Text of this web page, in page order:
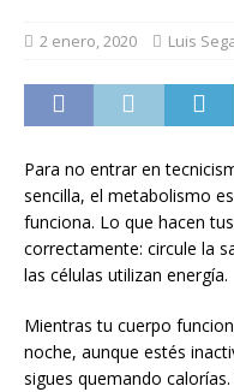
2 enero, 2020 Luis
Para no entrar en
sencilla, el metabolismo
funciona. Lo que hacen
correctamente: circule la
las células utilizan energía.
Mientras tu cuerpo
noche, aunque estés
sigues quemando